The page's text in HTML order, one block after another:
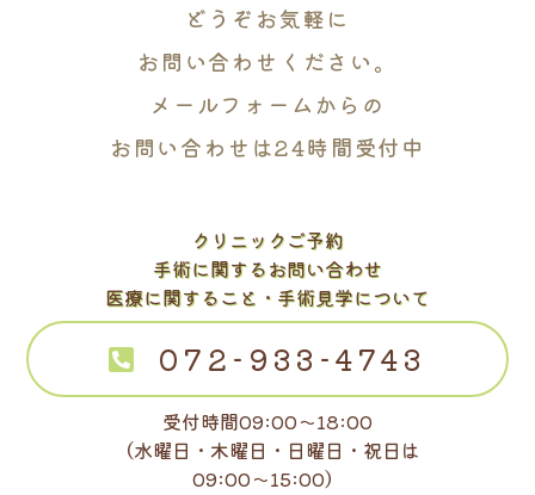
どうぞお気軽に
お問い合わせください。
メールフォームからの
お問い合わせは24時間受付中
クリニックご予約
手術に関するお問い合わせ
医療に関すること・手術見学について
072-933-4743
受付時間09:00～18:00
（水曜日・木曜日・日曜日・祝日は
09:00～15:00）